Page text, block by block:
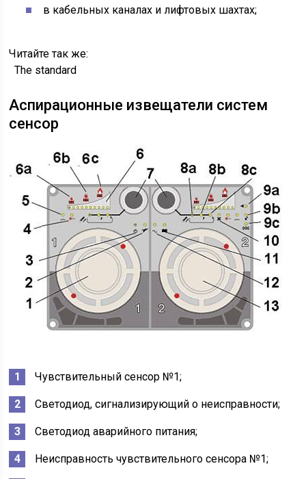
в кабельных каналах и лифтовых шахтах;
Читайте так же:
The standard
Аспирационные извещатели систем
сенсор
Чувствительный сенсор №1;
Светодиод, сигнализирующий о неисправности;
Светодиод аварийного питания;
Неисправность чувствительного сенсора №1;